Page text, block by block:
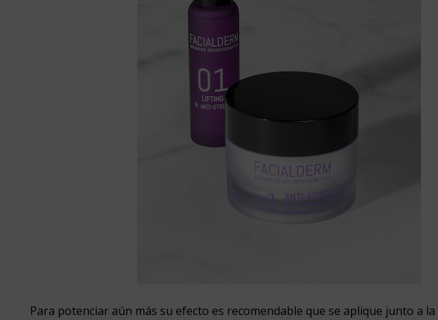
Para potenciar aún más su efecto es recomendable que se aplique junto a la